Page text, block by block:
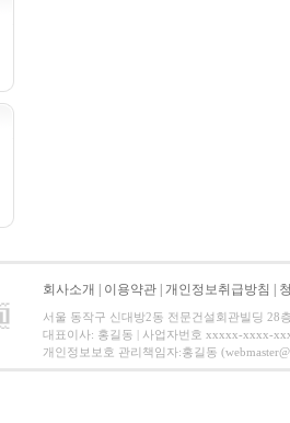
회사소개 이용약관 개인정보취급방침
서울 동작구 신대방2동 전문건설회관빌딩 28
대표이사: 홍길동 | 사업자번호 xxxxx-xxxx-
개인정보보호 관리책임자:홍길동